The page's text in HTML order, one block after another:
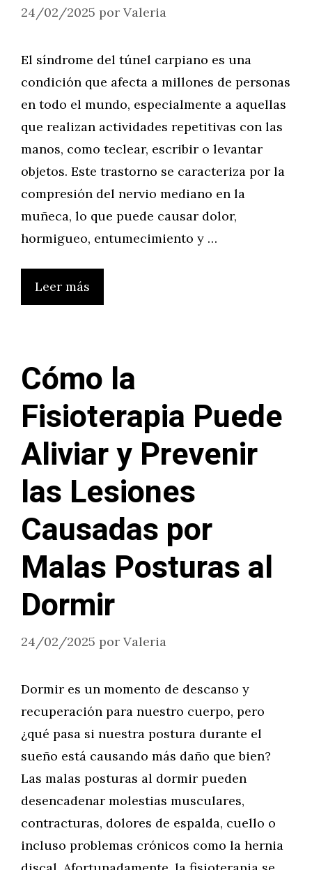
24/02/2025 por Valeria
El síndrome del túnel carpiano es una
condición que afecta a millones de personas
en todo el mundo, especialmente a aquellas
que realizan actividades repetitivas con las
manos, como teclear, escribir o levantar
objetos. Este trastorno se caracteriza por la
compresión del nervio mediano en la
muñeca, lo que puede causar dolor,
hormigueo, entumecimiento y …
Leer más
Cómo la
Fisioterapia Puede
Aliviar y Prevenir
las Lesiones
Causadas por
Malas Posturas al
Dormir
24/02/2025 por Valeria
Dormir es un momento de descanso y
recuperación para nuestro cuerpo, pero
¿qué pasa si nuestra postura durante el
sueño está causando más daño que bien?
Las malas posturas al dormir pueden
desencadenar molestias musculares,
contracturas, dolores de espalda, cuello o
incluso problemas crónicos como la hernia